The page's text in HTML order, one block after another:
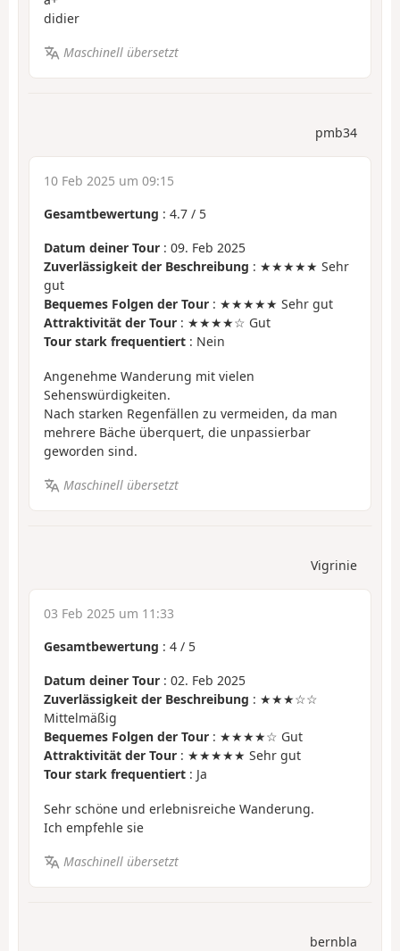
didier
Maschinell übersetzt
pmb34
10 Feb 2025 um 09:15
Gesamtbewertung : 4.7 / 5
Datum deiner Tour : 09. Feb 2025
Zuverlässigkeit der Beschreibung : ★★★★★ Sehr
gut
Bequemes Folgen der Tour : ★★★★★ Sehr gut
Attraktivität der Tour : ★★★★☆ Gut
Tour stark frequentiert : Nein
Angenehme Wanderung mit vielen
Sehenswürdigkeiten.
Nach starken Regenfällen zu vermeiden, da man
mehrere Bäche überquert, die unpassierbar
geworden sind.
Maschinell übersetzt
Vigrinie
03 Feb 2025 um 11:33
Gesamtbewertung : 4 / 5
Datum deiner Tour : 02. Feb 2025
Zuverlässigkeit der Beschreibung : ★★★☆☆
Mittelmäßig
Bequemes Folgen der Tour : ★★★★☆ Gut
Attraktivität der Tour : ★★★★★ Sehr gut
Tour stark frequentiert : Ja
Sehr schöne und erlebnisreiche Wanderung.
Ich empfehle sie
Maschinell übersetzt
bernbla